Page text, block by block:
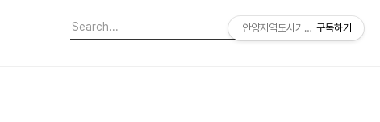
안양지역도시기록연구소
구독하기